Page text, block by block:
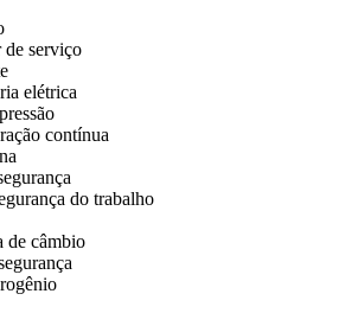
de serviço
elétrica
contínua
do trabalho
de câmbio